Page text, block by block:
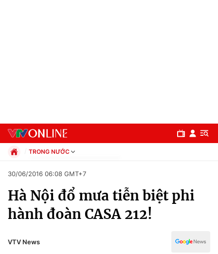
Chuyên mục
Chính trị
TRONG NƯỚC
Xã hội
Pháp luật
Kinh tế
Thể thao
Văn hóa - Giải trí
30/06/2016 06:08 GMT+7
Hà Nội đổ mưa tiễn biệt phi
hành đoàn CASA 212!
VTV News